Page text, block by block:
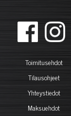
Toimitusehdot
Tilausohjeet
Yhteystiedot
Maksuehdot